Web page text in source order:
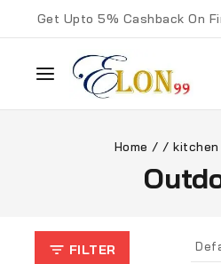
Get Upto 5% Cashback On
Home / / kitchen
FILTER